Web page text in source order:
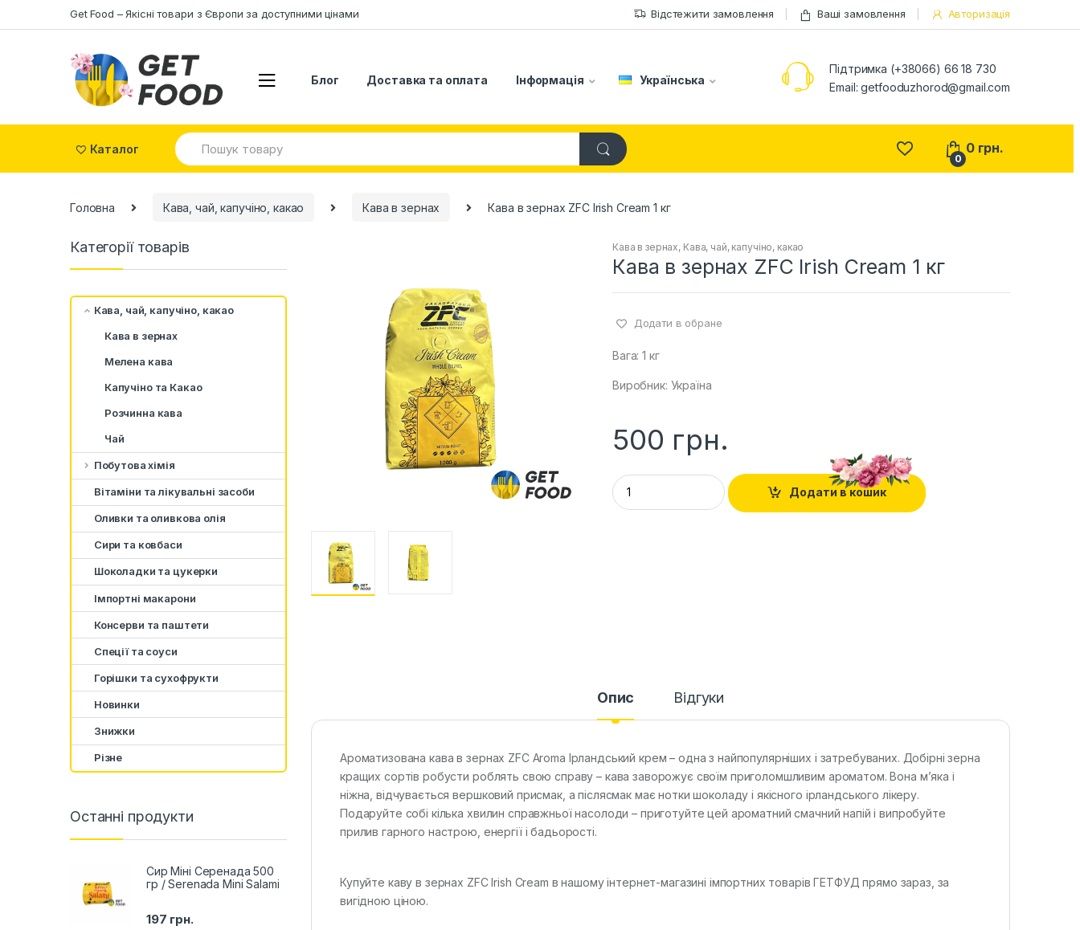
Skip to navigation
Skip to contentGet Food – Якісні товари з Європи за доступними цінами Відстежити замовлення Ваші замовлення Авторизація
Блог Доставка та оплата Інформація Українська
Підтримка (+38066) 66 18 730
Email:getfooduzhorod@gmail.com
Каталог
S
e
h
o
r
:
0
0 грн.
Головна Кава, чай, капучіно, какао Кава в зернах Кава в зернах ZFC Irish Cream 1 кг
Кава в зернах, Кава, чай, капучіно, какао
Кава в зернах ZFC Irish Cream 1 кг
Додати в обране
Вага: 1 кг
Виробник: Україна
500 грн.
Q
u
a
Додати в кошик
Опис Відгуки
Ароматизована кава в зернах ZFC Aroma Ірландський крем – одна з найпопулярніших і затребуваних. Добірні зерна
кращих сортів робусти роблять свою справу – кава заворожує своїм приголомшливим ароматом. Вона м’яка і
ніжна, відчувається вершковий присмак, а післясмак має нотки шоколаду і якісного ірландського лікеру.
Подаруйте собі кілька хвилин справжньої насолоди – приготуйте цей ароматний смачний напій і випробуйте
прилив гарного настрою, енергії і бадьорості.
Купуйте каву в зернах ZFC Irish Cream в нашому інтернет-магазині імпортних товарів ГЕТФУД прямо зараз, за
вигідною ціною.
Категорії товарів
Кава, чай, капучіно, какао
Кава в зернах
Мелена кава
Капучіно та Какао
Розчинна кава
Чай
Побутова хімія
Вітаміни та лікувальні засоби
Оливки та оливкова олія
Сири та ковбаси
Шоколадки та цукерки
Імпортні макарони
Консерви та паштети
Спеції та соуси
Горішки та сухофрукти
Новинки
Знижки
Різне
Останні продукти
Сир Міні Серенада 500
гр / Serenada Mini Salami
197 грн.